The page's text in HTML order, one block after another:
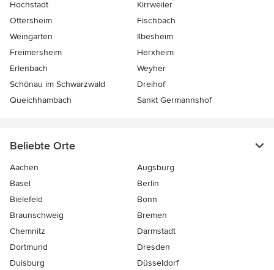
Hochstadt
Kirrweiler
Ottersheim
Fischbach
Weingarten
Ilbesheim
Freimersheim
Herxheim
Erlenbach
Weyher
Schönau im Schwarzwald
Dreihof
Queichhambach
Sankt Germannshof
Beliebte Orte
Aachen
Augsburg
Basel
Berlin
Bielefeld
Bonn
Braunschweig
Bremen
Chemnitz
Darmstadt
Dortmund
Dresden
Duisburg
Düsseldorf